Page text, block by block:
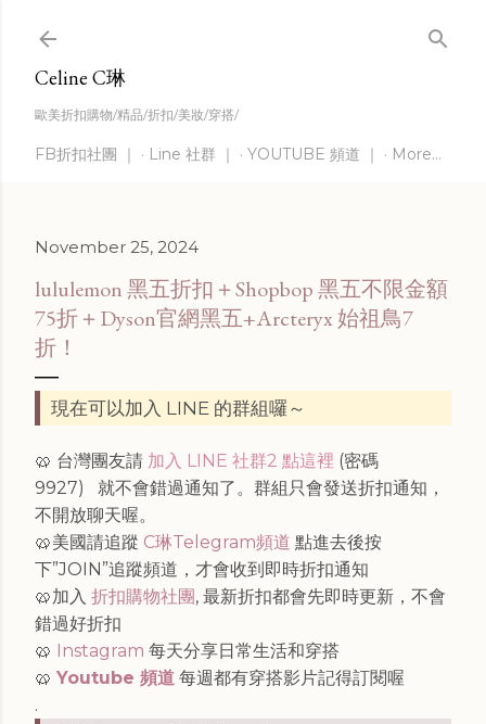
Celine C琳
歐美折扣購物/精品/折扣/美妝/穿搭/
FB折扣社團 ｜ Line 社群 ｜ YOUTUBE 頻道 ｜ More…
November 25, 2024
lululemon 黑五折扣＋Shopbop 黑五不限金額
75折＋Dyson官網黑五+Arcteryx 始祖鳥7
折！
現在可以加入 LINE 的群組囉～
🥨 台灣團友請 加入 LINE 社群2 點這裡 (密碼
9927)
就不會錯過通知了。群組只會發送折扣通知，
不開放聊天喔。
🥨美國請追蹤 C琳Telegram頻道 點進去後按
下”JOIN”追蹤頻道，才會收到即時折扣通知
🥨加入 折扣購物社團, 最新折扣都會先即時更新，不會
錯過好折扣
🥨 Instagram 每天分享日常生活和穿搭
🥨 Youtube 頻道 每週都有穿搭影片記得訂閱喔
.